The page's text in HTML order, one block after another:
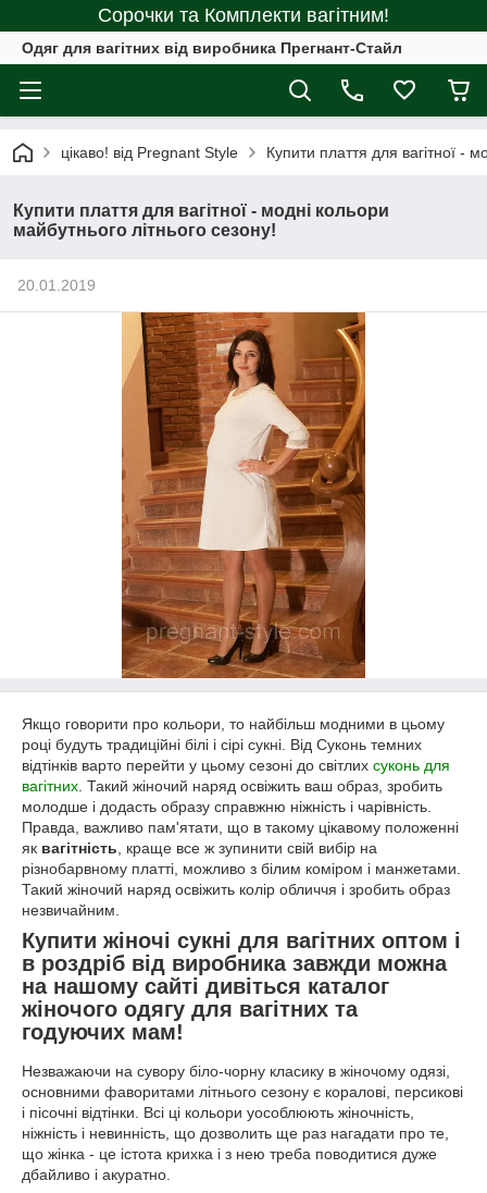
Сорочки та Комплекти вагітним!
Одяг для вагітних від виробника Прегнант-Стайл
цікаво! від Pregnant Style Купити плаття для вагітної -
Купити плаття для вагітної - модні кольори
майбутнього літнього сезону!
20.01.2019
Якщо говорити про кольори, то найбільш модними в цьому
році будуть традиційні білі і сірі сукні. Від Суконь темних
відтінків варто перейти у цьому сезоні до світлих суконь для
вагітних . Такий жіночий наряд освіжить ваш образ, зробить
молодше і додасть образу справжню ніжність і чарівність.
Правда, важливо пам'ятати, що в такому цікавому положенні
як вагітність , краще все ж зупинити свій вибір на
різнобарвному платті, можливо з білим коміром і манжетами.
Такий жіночий наряд освіжить колір обличчя і зробить образ
незвичайним.
Купити жіночі сукні для вагітних оптом і
в роздріб від виробника завжди можна
на нашому сайті дивіться каталог
жіночого одягу для вагітних та
годуючих мам!
Незважаючи на сувору біло-чорну класику в жіночому одязі,
основними фаворитами літнього сезону є коралові, персикові
і пісочні відтінки. Всі ці кольори уособлюють жіночність,
ніжність і невинність, що дозволить ще раз нагадати про те,
що жінка - це істота крихка і з нею треба поводитися дуже
дбайливо і акуратно.